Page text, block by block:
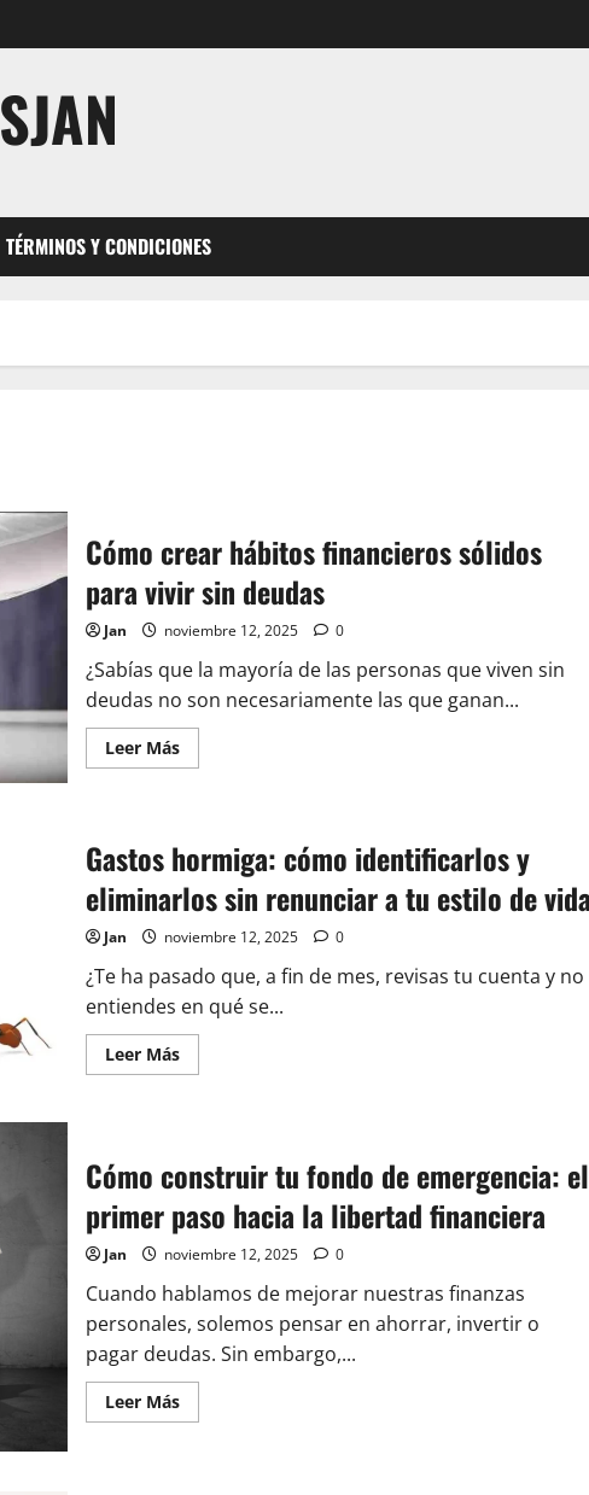
TÉRMINOS Y CONDICIONES
Cómo crear hábitos financieros sólidos
para vivir sin deudas
Jan noviembre 12, 2025 0
¿Sabías que la mayoría de las personas que viven sin
deudas no son necesariamente las que ganan...
Leer MásLeer
más
hábitos
financieros
sólidos
para
vivir
sin
deudas
Gastos hormiga: cómo identificarlos y
eliminarlos sin renunciar a tu estilo de
Jan noviembre 12, 2025 0
¿Te ha pasado que, a fin de mes, revisas tu cuenta y no
entiendes en qué se...
Leer MásLeer
más
identificarlos
y
eliminarlos
sin
renunciar
a
estilo
de
vida
Cómo construir tu fondo de emergencia: el
primer paso hacia la libertad financiera
Jan noviembre 12, 2025 0
Cuando hablamos de mejorar nuestras finanzas
personales, solemos pensar en ahorrar, invertir o
pagar deudas. Sin embargo,...
Leer MásLeer
más